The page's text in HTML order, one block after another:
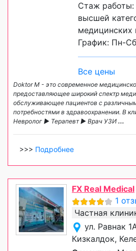
Стаж работы:
высшей
медицинских
График: Пн-
Все цены
Doktor M - это современное
предоставляющее широкий спектр
обслуживающее пациентов с
потребностями в здравоохранении. В
Невролог ► Терапевт ► Врач УЗИ ...
>>> Подробнее
FX Real Medical
1
Частная
ул. Равнак
Кизкалдок,